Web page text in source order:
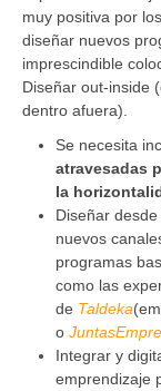
muy positiva por
diseñar nuevos
imprescindible
Diseñar out-inside
dentro afuera).
Se necesita
atravesadas
la
Diseñar
nuevos
programas
como las
de Taldeka
o
Integrar y
emprendizaje